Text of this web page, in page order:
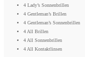
4 Lady’s Sonnenbrillen
4 Gentleman’s Brillen
4 Gentleman’s Sonnenbrillen
4 All Brillen
4 All Sonnenbrillen
4 All Kontaktlinsen